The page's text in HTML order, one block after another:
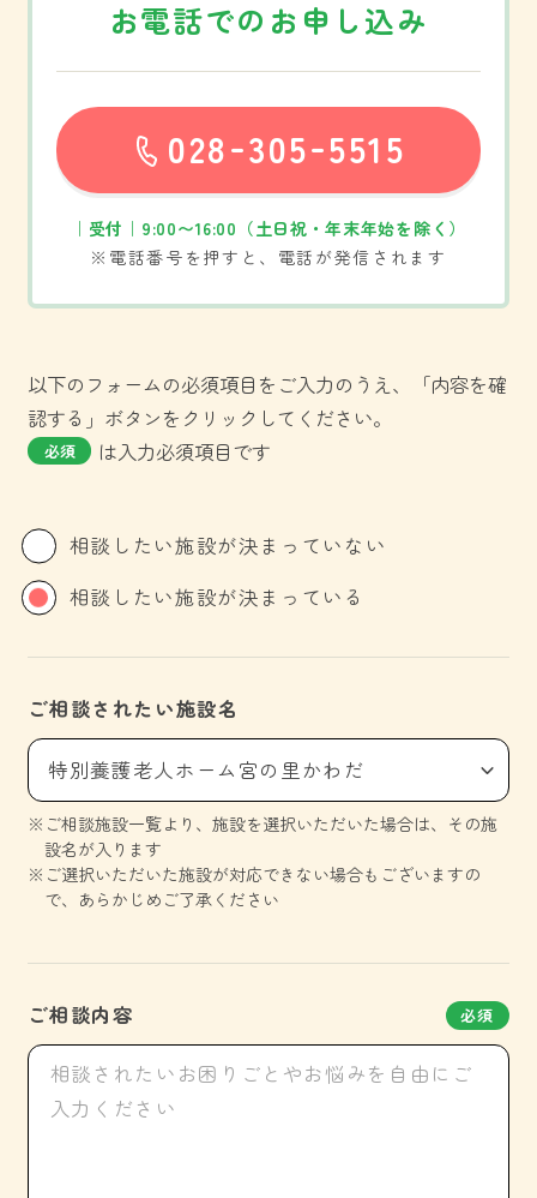
会員専用ページ
お問い合わせ
お電話でのお申し込み
028-305-5515
｜受付｜9:00〜16:00（土日祝・年末年始を除く）
※電話番号を押すと、電話が発信されます
以下のフォームの必須項目をご入力のうえ、「内容を確
認する」ボタンをクリックしてください。
必須 は入力必須項目です
相談したい施設が決まっていない
相談したい施設が決まっている
ご相談されたい施設名
特別養護老人ホーム宮の里かわだ
ご相談施設一覧より、施設を選択いただいた場合は、その施
設名が入ります
ご選択いただいた施設が対応できない場合もございますの
で、あらかじめご了承ください
ご相談内容 必須